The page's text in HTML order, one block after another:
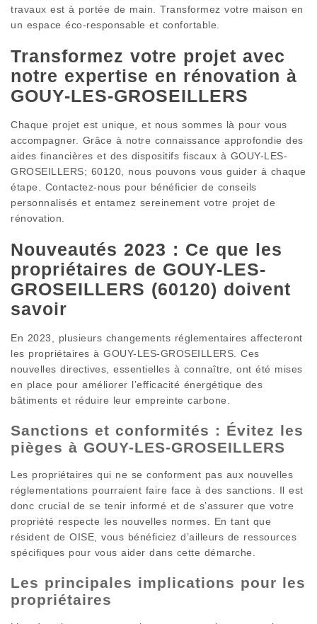
travaux est à portée de main. Transformez votre maison en
un espace éco-responsable et confortable.
Transformez votre projet avec
notre expertise en rénovation à
GOUY-LES-GROSEILLERS
Chaque projet est unique, et nous sommes là pour vous
accompagner. Grâce à notre connaissance approfondie des
aides financières et des dispositifs fiscaux à GOUY-LES-
GROSEILLERS; 60120, nous pouvons vous guider à chaque
étape. Contactez-nous pour bénéficier de conseils
personnalisés et entamez sereinement votre projet de
rénovation.
Nouveautés 2023 : Ce que les
propriétaires de GOUY-LES-
GROSEILLERS (60120) doivent
savoir
En 2023, plusieurs changements réglementaires affecteront
les propriétaires à GOUY-LES-GROSEILLERS. Ces
nouvelles directives, essentielles à connaître, ont été mises
en place pour améliorer l’efficacité énergétique des
bâtiments et réduire leur empreinte carbone.
Sanctions et conformités : Évitez les
pièges à GOUY-LES-GROSEILLERS
Les propriétaires qui ne se conforment pas aux nouvelles
réglementations pourraient faire face à des sanctions. Il est
donc crucial de se tenir informé et de s’assurer que votre
propriété respecte les nouvelles normes. En tant que
résident de OISE, vous bénéficiez d’ailleurs de ressources
spécifiques pour vous aider dans cette démarche.
Les principales implications pour les
propriétaires